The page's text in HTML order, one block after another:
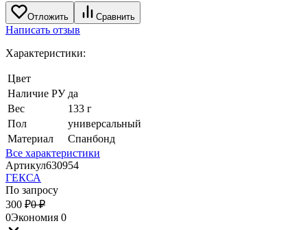
Отложить Сравнить
Написать отзыв
Характеристики:
Цвет
Наличие РУ да
Вес
133 г
Пол
универсальный
Материал
Спанбонд
Все характеристики
Артикул630954
ГЕКСА
По запросу
300 ₽0 ₽
0Экономия 0